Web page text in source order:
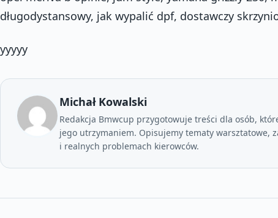
długodystansowy, jak wypalić dpf, dostawczy
yyyyy
Michał Kowalski
Redakcja Bmwcup przygotowuje treści dla osób,
jego utrzymaniem. Opisujemy tematy warsztatowe,
i realnych problemach kierowców.